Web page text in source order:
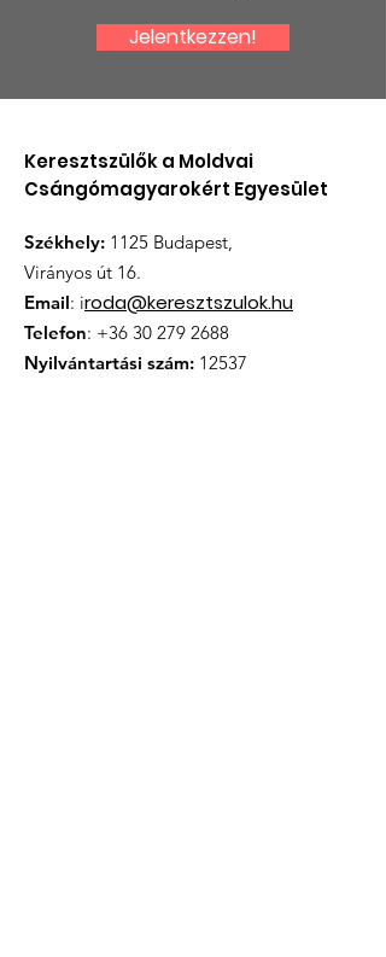
Jelentkezzen!
Keresztszülők a Moldvai
Csángómagyarokért Egyesület
Székhely: 1125 Budapest,
Virányos út 16.
Email: iroda@keresztszulok.hu
Telefon: +36 30 279 2688
Nyilvántartási szám: 12537